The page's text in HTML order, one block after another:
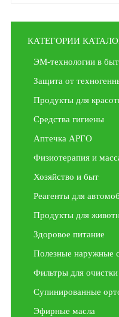
КАТЕГОРИИ
ЭМ-технологии в
Защита от
Продукты для
Средства гигиены
Аптечка АРГО
Физиотерапия и
Хозяйство и быт
Реагенты для
Продукты для
Здоровое питание
Полезные наружные
Фильтры для
Супинированные
Эфирные масла